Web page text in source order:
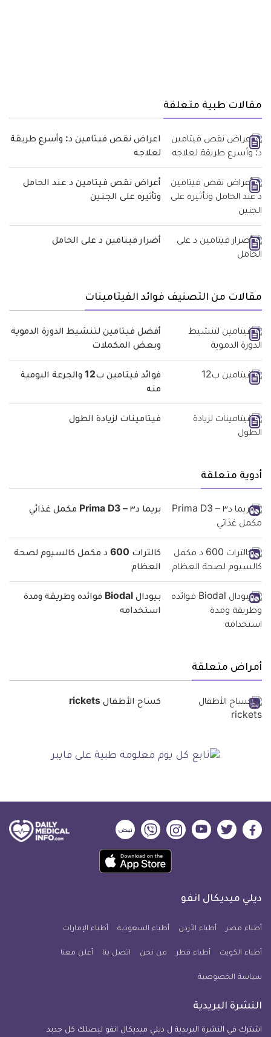
مقالات طبية متعلقة
اعراض نقص فيتامين د: وأسرع طريقة
لعلاجه
أعراض نقص فيتامين د عند الحامل
وتأثيره على الجنين
أضرار فيتامين د على الحامل
مقالات من التصنيف فوائد الفيتامينات
أفضل فيتامين لتنشيط الدورة الدموية
وبعض المكملات
فوائد فيتامين ب12 والجرعة اليومية
منه
فيتامينات لزيادة الطول
أدوية متعلقة
بريما د٣ – Prima D3 مكمل غذائي
كالترات 600 د مكمل كالسيوم لصحة
العظام
بيودال Biodal فوائده وطريقة ومدة
استخدامه
أمراض متعلقة
كساح الأطفال rickets
ديلي
فيسبوك
ديلي
تويتر
ديلي
ميديكال
يوتيوب
ديلي
ميديكال
انفو
ديلي
ميديكال
انفو
ديلي
ميديكال
انفو
حمل
تطبيق
معلومة
للآيفون
ديلي ميديكال انفو
أطباء مصر أطباء الأردن أطباء السعودية أطباء الإمارات
أطباء الكويت أطباء قطر من نحن اتصل بنا أعلن معنا
سياسة الخصوصية
النشرة البريدية
اشترك في النشرة البريدية ل ديلي ميديكال انفو ليصلك كل جديد